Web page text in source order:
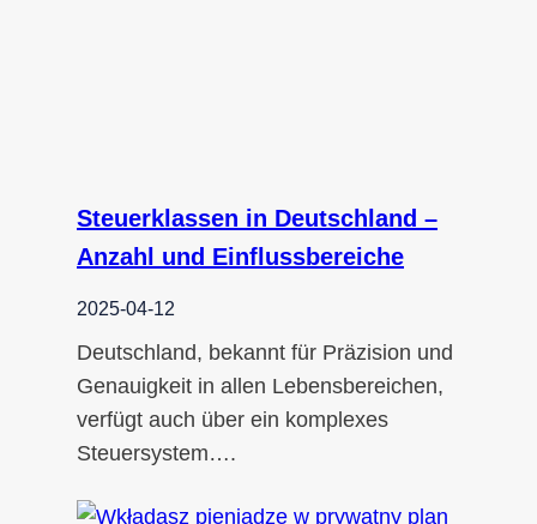
Steuerklassen in Deutschland –
Anzahl und Einflussbereiche
2025-04-12
Deutschland, bekannt für Präzision und
Genauigkeit in allen Lebensbereichen,
verfügt auch über ein komplexes
Steuersystem….